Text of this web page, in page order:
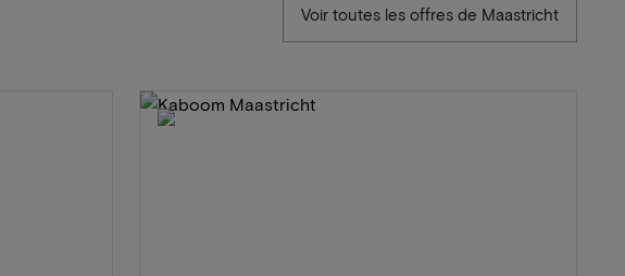
Voir toutes les offres de Maastricht